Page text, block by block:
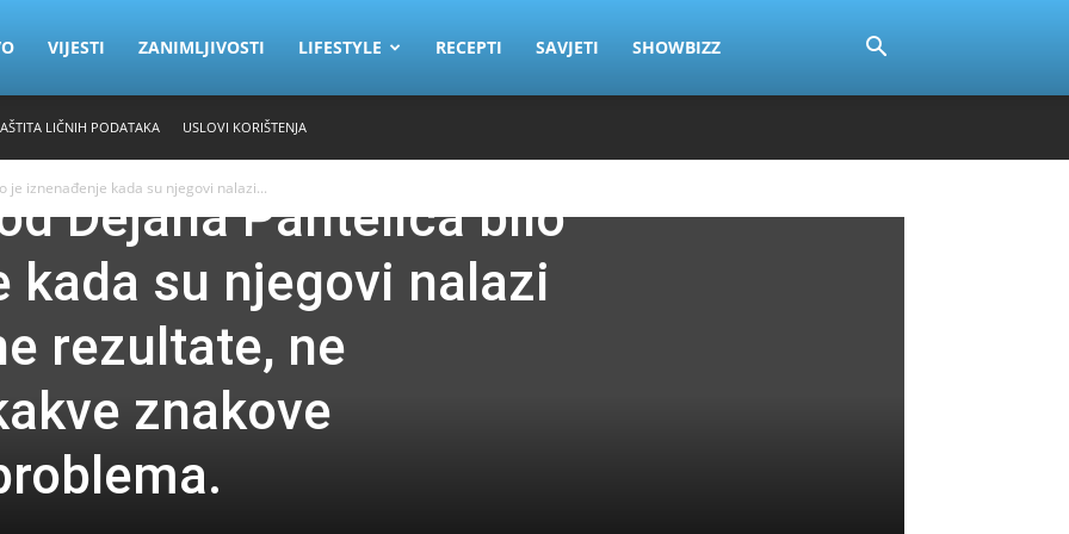
VIJESTI ZANIMLJIVOSTI LIFESTYLE RECEPTI SAVJETI SHOWBIZZ
LIČNIH PODATAKA USLOVI KORIŠTENJA
je iznenađenje kada su njegovi nalazi...
Dejana Pantelića bilo
kada su njegovi nalazi
rezultate, ne
znakove